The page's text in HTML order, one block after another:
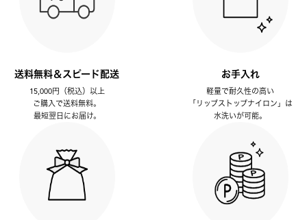
送料無料＆スピード配送
15,000円（税込）以上
ご購入で送料無料。
最短翌日にお届け。
お手入れ
軽量で耐久性の高い
「リップストップナイロン」は
水洗いが可能。